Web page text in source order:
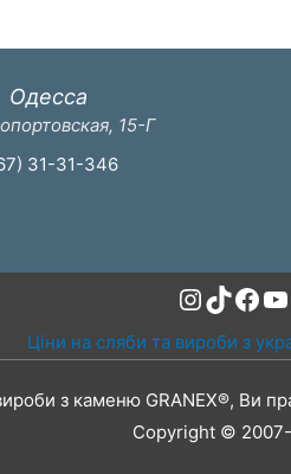
Одесса
15-Г
31-31-346
TikTok
Ціни на сляби та вироби з
з каменю GRANEX®, Ви
Copyright ©